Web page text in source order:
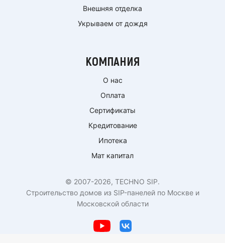
Внешняя отделка
Укрываем от дождя
КОМПАНИЯ
О нас
Оплата
Сертификаты
Кредитование
Ипотека
Мат капитал
© 2007-2026, TECHNO SIP.
Строительство домов из SIP-панелей по Москве и
Московской области